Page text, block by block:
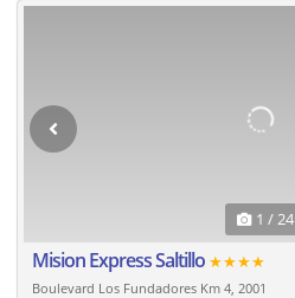
1 / 24
Mision Express Saltillo ★★★★
Boulevard Los Fundadores Km 4, 2001